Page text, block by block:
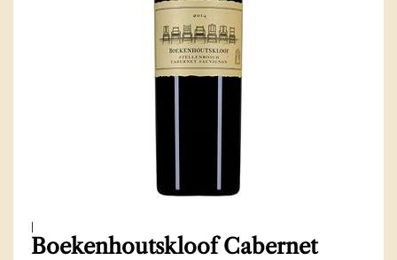
|
Boekenhoutskloof Cabernet